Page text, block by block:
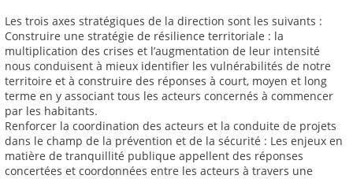
Les trois axes stratégiques de la direction sont les suivants :
Construire une stratégie de résilience territoriale : la
multiplication des crises et l’augmentation de leur intensité
nous conduisent à mieux identifier les vulnérabilités de notre
territoire et à construire des réponses à court, moyen et long
terme en y associant tous les acteurs concernés à commencer
par les habitants.
Renforcer la coordination des acteurs et la conduite de projets
dans le champ de la prévention et de la sécurité : Les enjeux en
matière de tranquillité publique appellent des réponses
concertées et coordonnées entre les acteurs à travers une